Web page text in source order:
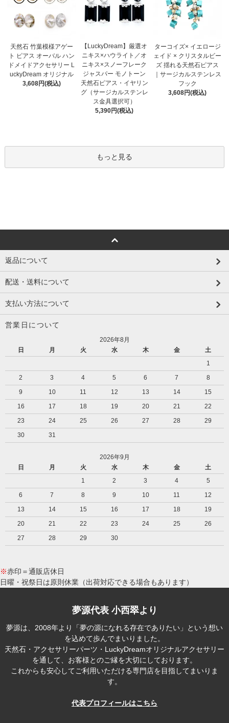
天然石 竹葉模様アゲー
ト ピアス オーバル ハン
ドメイドアクセサリー L
uckyDream オリジナル
3,608円(税込)
【LuckyDream】厳選オ
ニキス×ハウライト／オ
ニキス×スノーフレーク
ジャスパー モノトーン
天然石ピアス・イヤリン
グ（サージカルステンレ
ス金具選択可）
5,390円(税込)
ターコイズ× イエロージ
ェイド × クリスタルビー
ズ 揺れる天然石ピアス
｜サージカルステンレス
フック
3,608円(税込)
もっと見る
返品について
配送・送料について
支払い方法について
営業日について
2026年8月
日
月 火 水 木 金
土
1
2
3 4 5 6 7
8
9
10 11 12 13 14
15
16
17 18 19 20 21
22
23
24 25 26 27 28
29
30
31
2026年9月
日
月 火 水 木 金
土
1
2 3 4
5
6
7 8 9 10 11
12
13
14 15 16 17 18
19
20
21 22 23 24 25
26
27
28 29 30
※赤印＝通販店休日
日曜・祝祭日は原則休業（出荷対応できる場合もあります）
夢源代表 小西翠より
夢源は、2008年より「夢の源になれる存在でありたい」という想い
を込めて歩んでまいりました。
天然石・アクセサリーパーツ・LuckyDreamオリジナルアクセサリー
を通して、お客様とのご縁を大切にしております。
これからも安心してご利用いただける専門店を目指してまいりま
す。
代表プロフィールはこちら